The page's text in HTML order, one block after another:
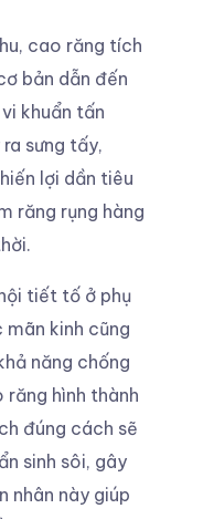
cao răng tích
bản dẫn đến
khuẩn tấn
sưng tấy,
lợi dần tiêu
răng rụng hàng
tiết tố ở phụ
kinh cũng
năng chống
răng hình thành
đúng cách sẽ
sinh sôi, gây
nhân này giúp